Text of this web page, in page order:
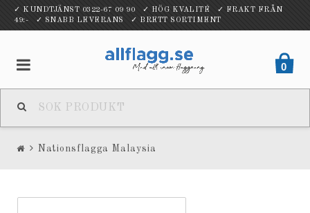
✓ KUNDTJÄNST 0322-67 09 90 ✓ HÖG KVALITÉ ✓ FRAKT FRÅN
49:- ✓ SNABB LEVERANS ✓ BRETT SORTIMENT
0
Nationsflagga Malaysia